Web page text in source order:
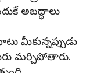
అబద్ధాలు
మీకున్నప్పుడు
మర్చిపోతారు.